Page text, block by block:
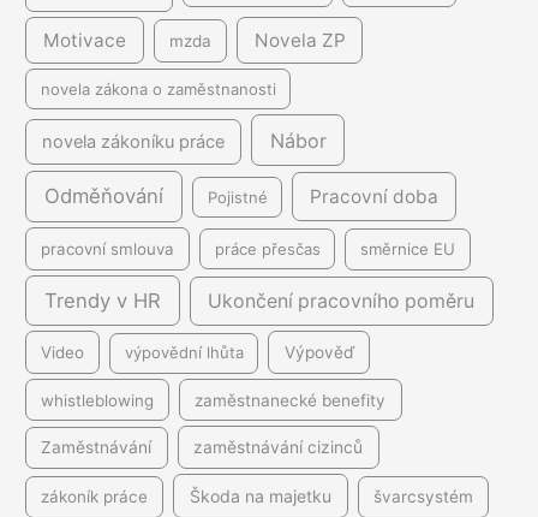
Motivace mzda Novela ZP
novela zákona o zaměstnanosti
novela zákoníku práce Nábor
Odměňování Pojistné Pracovní doba
pracovní smlouva práce přesčas směrnice EU
Trendy v HR Ukončení pracovního poměru
Video výpovědní lhůta Výpověď
whistleblowing zaměstnanecké benefity
Zaměstnávání zaměstnávání cizinců
zákoník práce Škoda na majetku švarcsystém